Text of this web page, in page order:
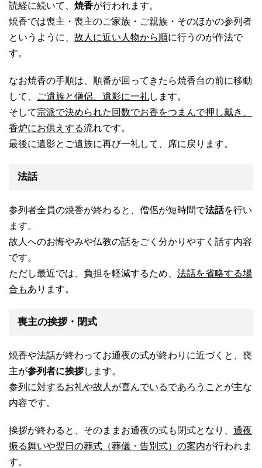
読経に続いて、 焼香が行われます。
焼香では喪主・喪主のご家族・ご親族・そのほかの参列者
というように、 故人に近い人物から順に行うのが作法で
す。
なお焼香の手順は、順番が回ってきたら焼香台の前に移動
して、
ご遺族と僧侶、遺影に一礼します。
そして宗派で決められた回数でお香をつまんで押し戴き、
香炉にお供えする流れです。
最後に遺影とご遺族に再び一礼して、席に戻ります。
法話
参列者全員の焼香が終わると、僧侶が短時間で法話を行い
ます。
故人へのお悔やみや仏教の話をごく分かりやすく話す内容
です。
ただし最近では、負担を軽減するため、 法話を省略する場
合もあります。
喪主の挨拶・閉式
焼香や法話が終わってお通夜の式が終わりに近づくと、喪
主が参列者に挨拶します。
参列に対するお礼や故人が喜んでいるであろうこと が主な
内容です。
挨拶が終わると、そのままお通夜の式も閉式となり、 通夜
振る舞いや翌日の葬式（葬儀・告別式）の案内が行われま
す。